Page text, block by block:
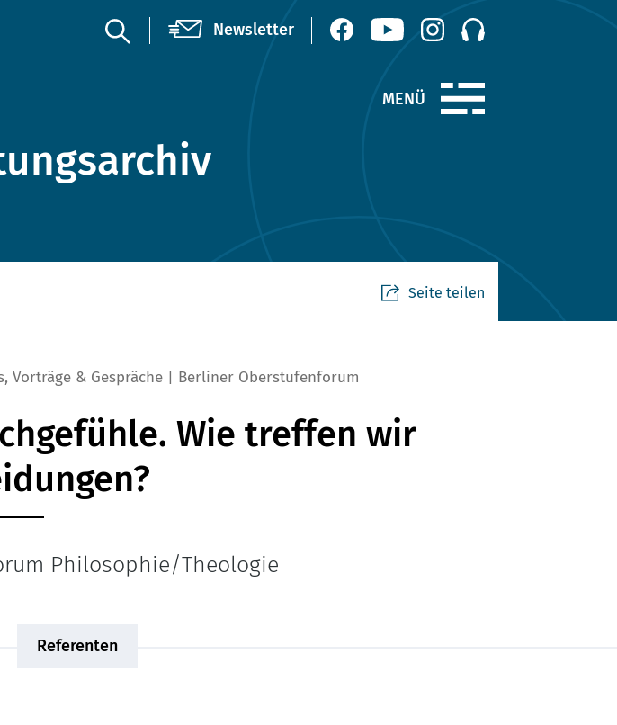
Seite teilen
, Vorträge & Gespräche Berliner Oberstufenforum
Wie treffen wir
Philosophie/Theologie
Referenten